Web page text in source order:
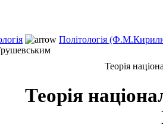
Політологія
Теорія
Теорія